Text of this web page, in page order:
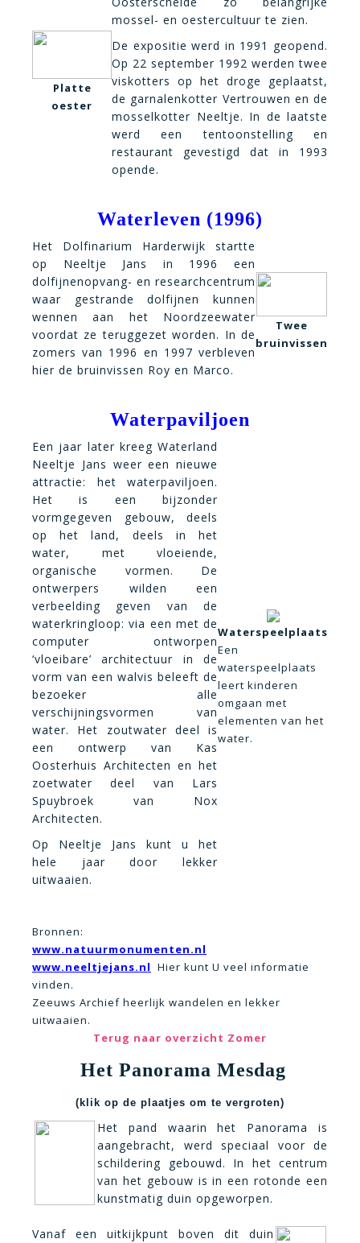
Platte
oester
mossel- en oestercultuur te zien.
De expositie werd in 1991 geopend.
Op 22 september 1992 werden twee
viskotters op het droge geplaatst,
de garnalenkotter Vertrouwen en de
mosselkotter Neeltje. In de laatste
werd een tentoonstelling en
restaurant gevestigd dat in 1993
opende.
Waterleven (1996)
Het Dolfinarium Harderwijk startte
op Neeltje Jans in 1996 een
dolfijnenopvang- en researchcentrum
waar gestrande dolfijnen kunnen
wennen aan het Noordzeewater
voordat ze teruggezet worden. In de
zomers van 1996 en 1997 verbleven
hier de bruinvissen Roy en Marco.
Twee
bruinvissen
Waterpaviljoen
Een jaar later kreeg Waterland
Neeltje Jans weer een nieuwe
attractie: het waterpaviljoen.
Het is een bijzonder
vormgegeven gebouw, deels
op het land, deels in het
water, met vloeiende,
organische vormen. De
ontwerpers wilden een
verbeelding geven van de
waterkringloop: via een met de
computer ontworpen
‘vloeibare’ architectuur in de
vorm van een walvis beleeft de
bezoeker alle
verschijningsvormen van
water. Het zoutwater deel is
een ontwerp van Kas
Oosterhuis Architecten en het
zoetwater deel van Lars
Spuybroek van Nox
Architecten.
Op Neeltje Jans kunt u het
hele jaar door lekker
uitwaaien.
Waterspeelplaats
Een
waterspeelplaats
leert kinderen
omgaan met
elementen van het
water.
Bronnen:
www.natuurmonumenten.nl
www.neeltjejans.nl Hier kunt U veel informatie
vinden.
Zeeuws Archief heerlijk wandelen en lekker
uitwaaien.
Terug naar overzicht Zomer
Het Panorama Mesdag
(klik op de plaatjes om te vergroten)
Het pand waarin het Panorama is
aangebracht, werd speciaal voor de
schildering gebouwd. In het centrum
van het gebouw is in een rotonde een
kunstmatig duin opgeworpen.
Vanaf een uitkijkpunt boven dit duin